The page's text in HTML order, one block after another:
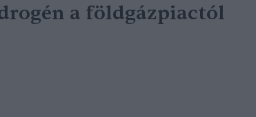
a földgázpiactól